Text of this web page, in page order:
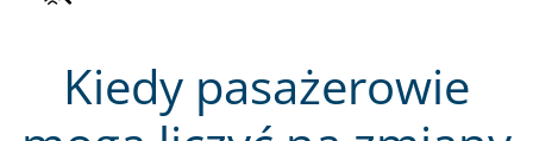
Kiedy pasażerowie